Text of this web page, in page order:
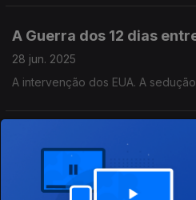
A Guerra dos 12 dias
28 jun. 2025
A intervenção dos EUA. A
Os 100 anos de O
21 jun. 2025